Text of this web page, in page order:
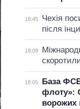
18:45
Чехія
після
18:09
18:05
База ФСБ
флоту»:
ворожих